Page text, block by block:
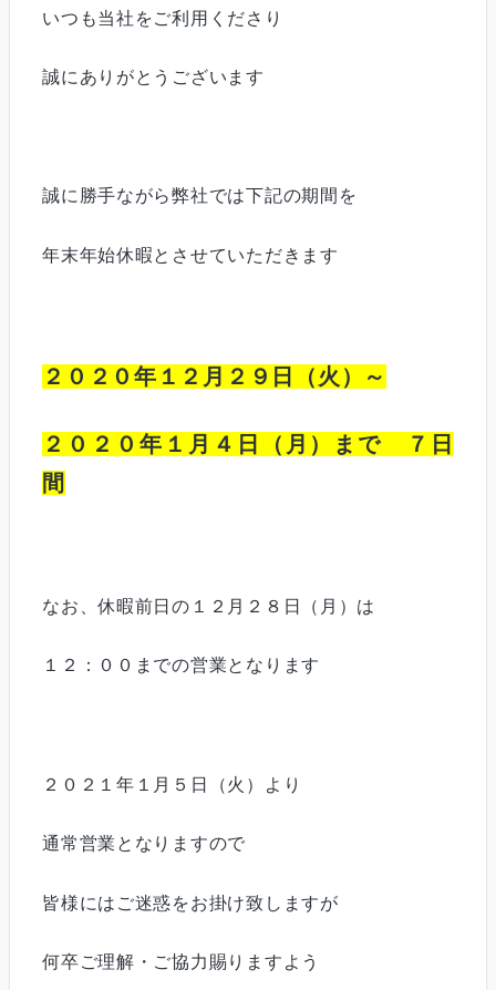
いつも当社をご利用くださり
誠にありがとうございます
誠に勝手ながら弊社では下記の期間を
年末年始休暇とさせていただきます
２０２０年１２月２９日（火）～
２０２０年１月４日（月）まで ７日
間
なお、休暇前日の１２月２８日（月）は
１２：００までの営業となります
２０２１年１月５日（火）より
通常営業となりますので
皆様にはご迷惑をお掛け致しますが
何卒ご理解・ご協力賜りますよう